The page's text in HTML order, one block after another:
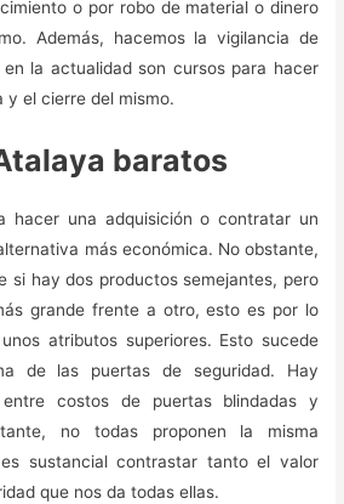
o por robo de material o dinero
Además, hacemos la vigilancia de
la actualidad son cursos para hacer
y el cierre del mismo.
baratos
hacer una adquisición o contratar un
más económica. No obstante,
si hay dos productos semejantes, pero
grande frente a otro, esto es por lo
atributos superiores. Esto sucede
de las puertas de seguridad. Hay
entre costos de puertas blindadas y
no todas proponen la misma
sustancial contrastar tanto el valor
que nos da todas ellas.